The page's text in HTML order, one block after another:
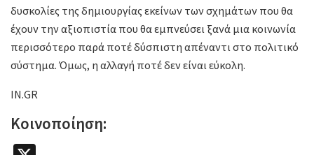
δυσκολίες της δημιουργίας εκείνων των σχημάτων που θα
έχουν την αξιοπιστία που θα εμπνεύσει ξανά μια κοινωνία
περισσότερο παρά ποτέ δύσπιστη απέναντι στο πολιτικό
σύστημα. Όμως, η αλλαγή ποτέ δεν είναι εύκολη.
IN.GR
Κοινοποίηση: